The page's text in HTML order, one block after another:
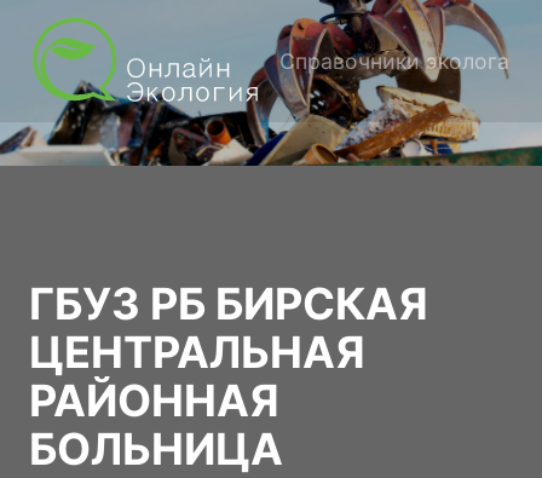
Справочники эколога
ГБУЗ РБ БИРСКАЯ
ЦЕНТРАЛЬНАЯ
РАЙОННАЯ
БОЛЬНИЦА